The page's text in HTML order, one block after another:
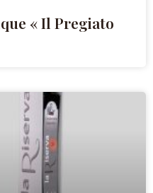
« Il Pregiato